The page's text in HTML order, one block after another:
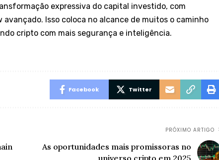
expressiva do capital investido, com
Isso coloca no alcance de muitos o caminho
cripto com mais segurança e inteligência.
Facebook Twitter
PRÓXIMO ARTIGO
As oportunidades mais promissoras no
universo cripto em 2025